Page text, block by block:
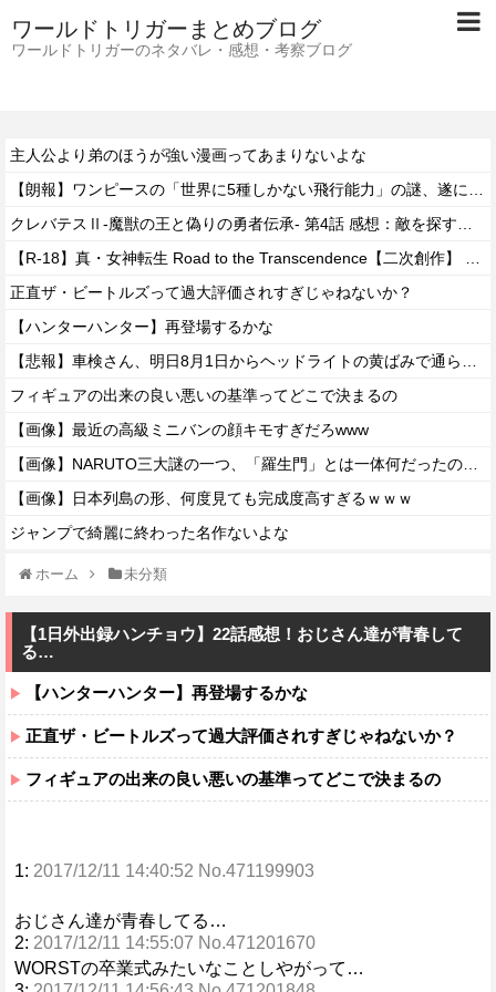
ワールドトリガーまとめブログ
ワールドトリガーのネタバレ・感想・考察ブログ
主人公より弟のほうが強い漫画ってあまりないよな
正直ザ・ビートルズって過大評価されすぎじゃねないか？
【ハンターハンター】再登場するかな
フィギュアの出来の良い悪いの基準ってどこで決まるの
【画像】最近の高級ミニバンの顔キモすぎだろwww
【画像】日本列島の形、何度見ても完成度高すぎるｗｗｗ
ジャンプで綺麗に終わった名作ないよな
ホーム 未分類
【1日外出録ハンチョウ】22話感想！おじさん達が青春して
る…
【ハンターハンター】再登場するかな
正直ザ・ビートルズって過大評価されすぎじゃねないか？
フィギュアの出来の良い悪いの基準ってどこで決まるの
1: 2017/12/11 14:40:52 No.471199903
おじさん達が青春してる…
2: 2017/12/11 14:55:07 No.471201670
WORSTの卒業式みたいなことしやがって…